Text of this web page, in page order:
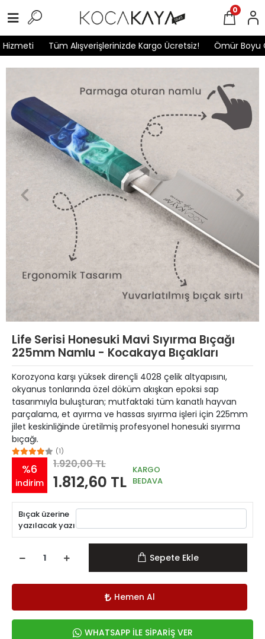
Tüm Alışverişlerinizde Kargo Ücretsiz! Ömür Boyu
0
Life Serisi Honesuki Mavi Sıyırma Bıçağı
225mm Namlu - Kocakaya Bıçakları
Korozyona karşı yüksek dirençli 4028 çelik altyapısını,
okyanus tonlarında özel döküm akışkan epoksi sap
tasarımıyla buluşturan; mutfaktaki tüm kanatlı hayvan
parçalama, et ayırma ve hassas sıyırma işleri için 225mm
jilet keskinliğinde üretilmiş profesyonel honesuki sıyırma
bıçağı.
(1)
%6
indirim
1.920,00 TL
1.812,60 TL
KARGO
BEDAVA
Bıçak üzerine
yazılacak yazı
Sepete Ekle
Hemen Al
WHATSAPP İLE SİPARİŞ VER